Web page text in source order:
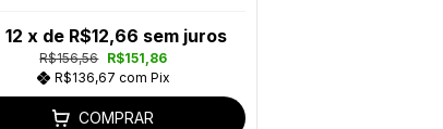
R$156,56 R$151,86
R$136,67 com Pix
12 x de R$12,66 sem juros
COMPRAR